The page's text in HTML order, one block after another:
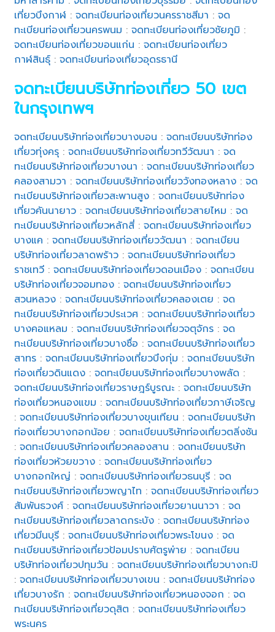
เที่ยวบึงกาฬ :จดทะเบียนท่องเที่ยวนครราชสีมา :จด
ทะเบียนท่องเที่ยวนครพนม :จดทะเบียนท่องเที่ยวชัยภูมิ :
จดทะเบียนท่องเที่ยวขอนแก่น :จดทะเบียนท่องเที่ยว
กาฬสินธุ์ :จดทะเบียนท่องเที่ยวอุดรธานี
จดทะเบียนบริษัทท่องเที่ยว 50 เขต
ในกรุงเทพฯ
จดทะเบียนบริษัทท่องเที่ยวบางบอน :จดทะเบียนบริษัทท่อง
เที่ยวทุ่งครุ :จดทะเบียนบริษัทท่องเที่ยวทวีวัฒนา :จด
ทะเบียนบริษัทท่องเที่ยวบางนา :จดทะเบียนบริษัทท่องเที่ยว
คลองสามวา :จดทะเบียนบริษัทท่องเที่ยววังทองหลาง :จด
ทะเบียนบริษัทท่องเที่ยวสะพานสูง :จดทะเบียนบริษัทท่อง
เที่ยวคันนายาว :จดทะเบียนบริษัทท่องเที่ยวสายไหม :จด
ทะเบียนบริษัทท่องเที่ยวหลักสี่ :จดทะเบียนบริษัทท่องเที่ยว
บางแค :จดทะเบียนบริษัทท่องเที่ยววัฒนา :จดทะเบียน
บริษัทท่องเที่ยวลาดพร้าว :จดทะเบียนบริษัทท่องเที่ยว
ราชเทวี :จดทะเบียนบริษัทท่องเที่ยวดอนเมือง :จดทะเบียน
บริษัทท่องเที่ยวจอมทอง :จดทะเบียนบริษัทท่องเที่ยว
สวนหลวง :จดทะเบียนบริษัทท่องเที่ยวคลองเตย :จด
ทะเบียนบริษัทท่องเที่ยวประเวศ :จดทะเบียนบริษัทท่องเที่ยว
บางคอแหลม :จดทะเบียนบริษัทท่องเที่ยวจตุจักร :จด
ทะเบียนบริษัทท่องเที่ยวบางซื่อ :จดทะเบียนบริษัทท่องเที่ยว
สาทร :จดทะเบียนบริษัทท่องเที่ยวบึงกุ่ม :จดทะเบียนบริษัท
ท่องเที่ยวดินแดง :จดทะเบียนบริษัทท่องเที่ยวบางพลัด :
จดทะเบียนบริษัทท่องเที่ยวราษฎร์บูรณะ :จดทะเบียนบริษัท
ท่องเที่ยวหนองแขม :จดทะเบียนบริษัทท่องเที่ยวภาษีเจริญ
:จดทะเบียนบริษัทท่องเที่ยวบางขุนเทียน :จดทะเบียนบริษัท
ท่องเที่ยวบางกอกน้อย :จดทะเบียนบริษัทท่องเที่ยวตลิ่งชัน
:จดทะเบียนบริษัทท่องเที่ยวคลองสาน :จดทะเบียนบริษัท
ท่องเที่ยวห้วยขวาง :จดทะเบียนบริษัทท่องเที่ยว
บางกอกใหญ่ :จดทะเบียนบริษัทท่องเที่ยวธนบุรี :จด
ทะเบียนบริษัทท่องเที่ยวพญาไท :จดทะเบียนบริษัทท่องเที่ยว
สัมพันธวงศ์ :จดทะเบียนบริษัทท่องเที่ยวยานนาวา :จด
ทะเบียนบริษัทท่องเที่ยวลาดกระบัง :จดทะเบียนบริษัทท่อง
เที่ยวมีนบุรี :จดทะเบียนบริษัทท่องเที่ยวพระโขนง :จด
ทะเบียนบริษัทท่องเที่ยวป้อมปราบศัตรูพ่าย :จดทะเบียน
บริษัทท่องเที่ยวปทุมวัน :จดทะเบียนบริษัทท่องเที่ยวบางกะปิ
:จดทะเบียนบริษัทท่องเที่ยวบางเขน :จดทะเบียนบริษัทท่อง
เที่ยวบางรัก :จดทะเบียนบริษัทท่องเที่ยวหนองจอก :จด
ทะเบียนบริษัทท่องเที่ยวดุสิต :จดทะเบียนบริษัทท่องเที่ยว
พระนคร